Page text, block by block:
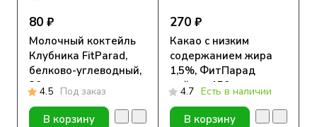
80 ₽
Молочный коктейль
Клубника FitParad,
белково-углеводный,
30г4.5 Под заказ
В корзину
270 ₽
Какао с низким
содержанием жира
1,5%, ФитПарад
дойпак 150 гр
4.7 Есть в наличии
В корзину